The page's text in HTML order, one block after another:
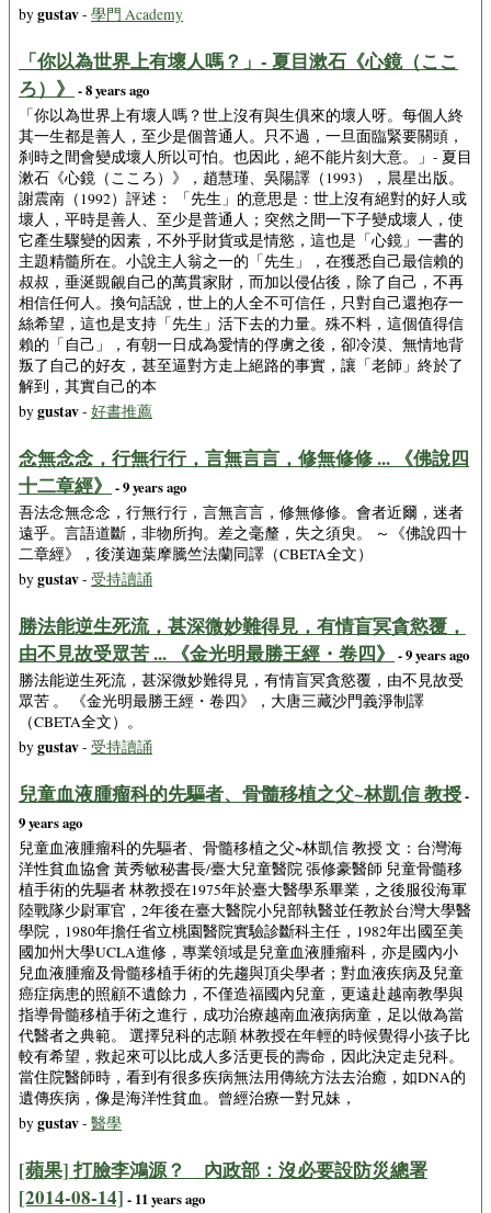
bygustav- 學門 Academy
「你以為世界上有壞人嗎？」- 夏目漱石《心鏡（ここ
ろ）》
- 8 years ago
「你以為世界上有壞人嗎？世上沒有與生俱來的壞人呀。每個人終
其一生都是善人，至少是個普通人。只不過，一旦面臨緊要關頭，
刹時之間會變成壞人所以可怕。也因此，絕不能片刻大意。」- 夏目
漱石《心鏡（こころ）》，趙慧瑾、吳陽譯（1993），晨星出版。
謝震南（1992）評述： 「先生」的意思是：世上沒有絕對的好人或
壞人，平時是善人、至少是普通人；突然之間一下子變成壞人，使
它產生驟變的因素，不外乎財貨或是情慾，這也是「心鏡」一書的
主題精髓所在。小說主人翁之一的「先生」，在獲悉自己最信賴的
叔叔，垂涎覬覦自己的萬貫家財，而加以侵佔後，除了自己，不再
相信任何人。換句話說，世上的人全不可信任，只對自己還抱存一
絲希望，這也是支持「先生」活下去的力量。殊不料，這個值得信
賴的「自己」，有朝一日成為愛情的俘虜之後，卻冷漠、無情地背
叛了自己的好友，甚至逼對方走上絕路的事實，讓「老師」終於了
解到，其實自己的本
bygustav- 好書推薦
念無念念，行無行行，言無言言，修無修修 ... 《佛說四
十二章經》
- 9 years ago
吾法念無念念，行無行行，言無言言，修無修修。會者近爾，迷者
遠乎。言語道斷，非物所拘。差之毫釐，失之須臾。 ～《佛說四十
二章經》，後漢迦葉摩騰竺法蘭同譯（CBETA全文）
bygustav- 受持讀誦
勝法能逆生死流，甚深微妙難得見，有情盲冥貪慾覆，
由不見故受眾苦 ... 《金光明最勝王經・卷四》
- 9 years ago
勝法能逆生死流，甚深微妙難得見，有情盲冥貪慾覆，由不見故受
眾苦 。 《金光明最勝王經・卷四》，大唐三藏沙門義淨制譯
（CBETA全文）。
bygustav- 受持讀誦
兒童血液腫瘤科的先驅者、骨髓移植之父~林凱信 教授-
9 years ago
兒童血液腫瘤科的先驅者、骨髓移植之父~林凱信 教授 文：台灣海
洋性貧血協會 黃秀敏秘書長/臺大兒童醫院 張修豪醫師 兒童骨髓移
植手術的先驅者 林教授在1975年於臺大醫學系畢業，之後服役海軍
陸戰隊少尉軍官，2年後在臺大醫院小兒部執醫並任教於台灣大學醫
學院，1980年擔任省立桃園醫院實驗診斷科主任，1982年出國至美
國加州大學UCLA進修，專業領域是兒童血液腫瘤科，亦是國內小
兒血液腫瘤及骨髓移植手術的先趨與頂尖學者；對血液疾病及兒童
癌症病患的照顧不遺餘力，不僅造福國內兒童，更遠赴越南教學與
指導骨髓移植手術之進行，成功治療越南血液病病童，足以做為當
代醫者之典範。 選擇兒科的志願 林教授在年輕的時候覺得小孩子比
較有希望，救起來可以比成人多活更長的壽命，因此決定走兒科。
當住院醫師時，看到有很多疾病無法用傳統方法去治癒，如DNA的
遺傳疾病，像是海洋性貧血。曾經治療一對兄妹，
bygustav- 醫學
[蘋果] 打臉李鴻源？ 內政部：沒必要設防災總署
[2014-08-14] - 11 years ago